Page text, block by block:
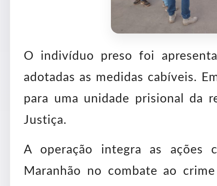
O indivíduo preso foi
adotadas as medidas cabíveis.
para uma unidade prisional da
Justiça.
A operação integra as ações
Maranhão no combate ao